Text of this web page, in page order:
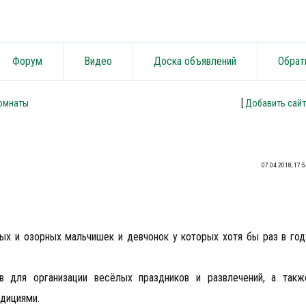
Форум Видео Доска объявлений
[ Добавить сайт
07.04.2018,
и озорных мальчишек и девчонок у которых хотя бы раз в
организации весёлых праздников и развлечений, а